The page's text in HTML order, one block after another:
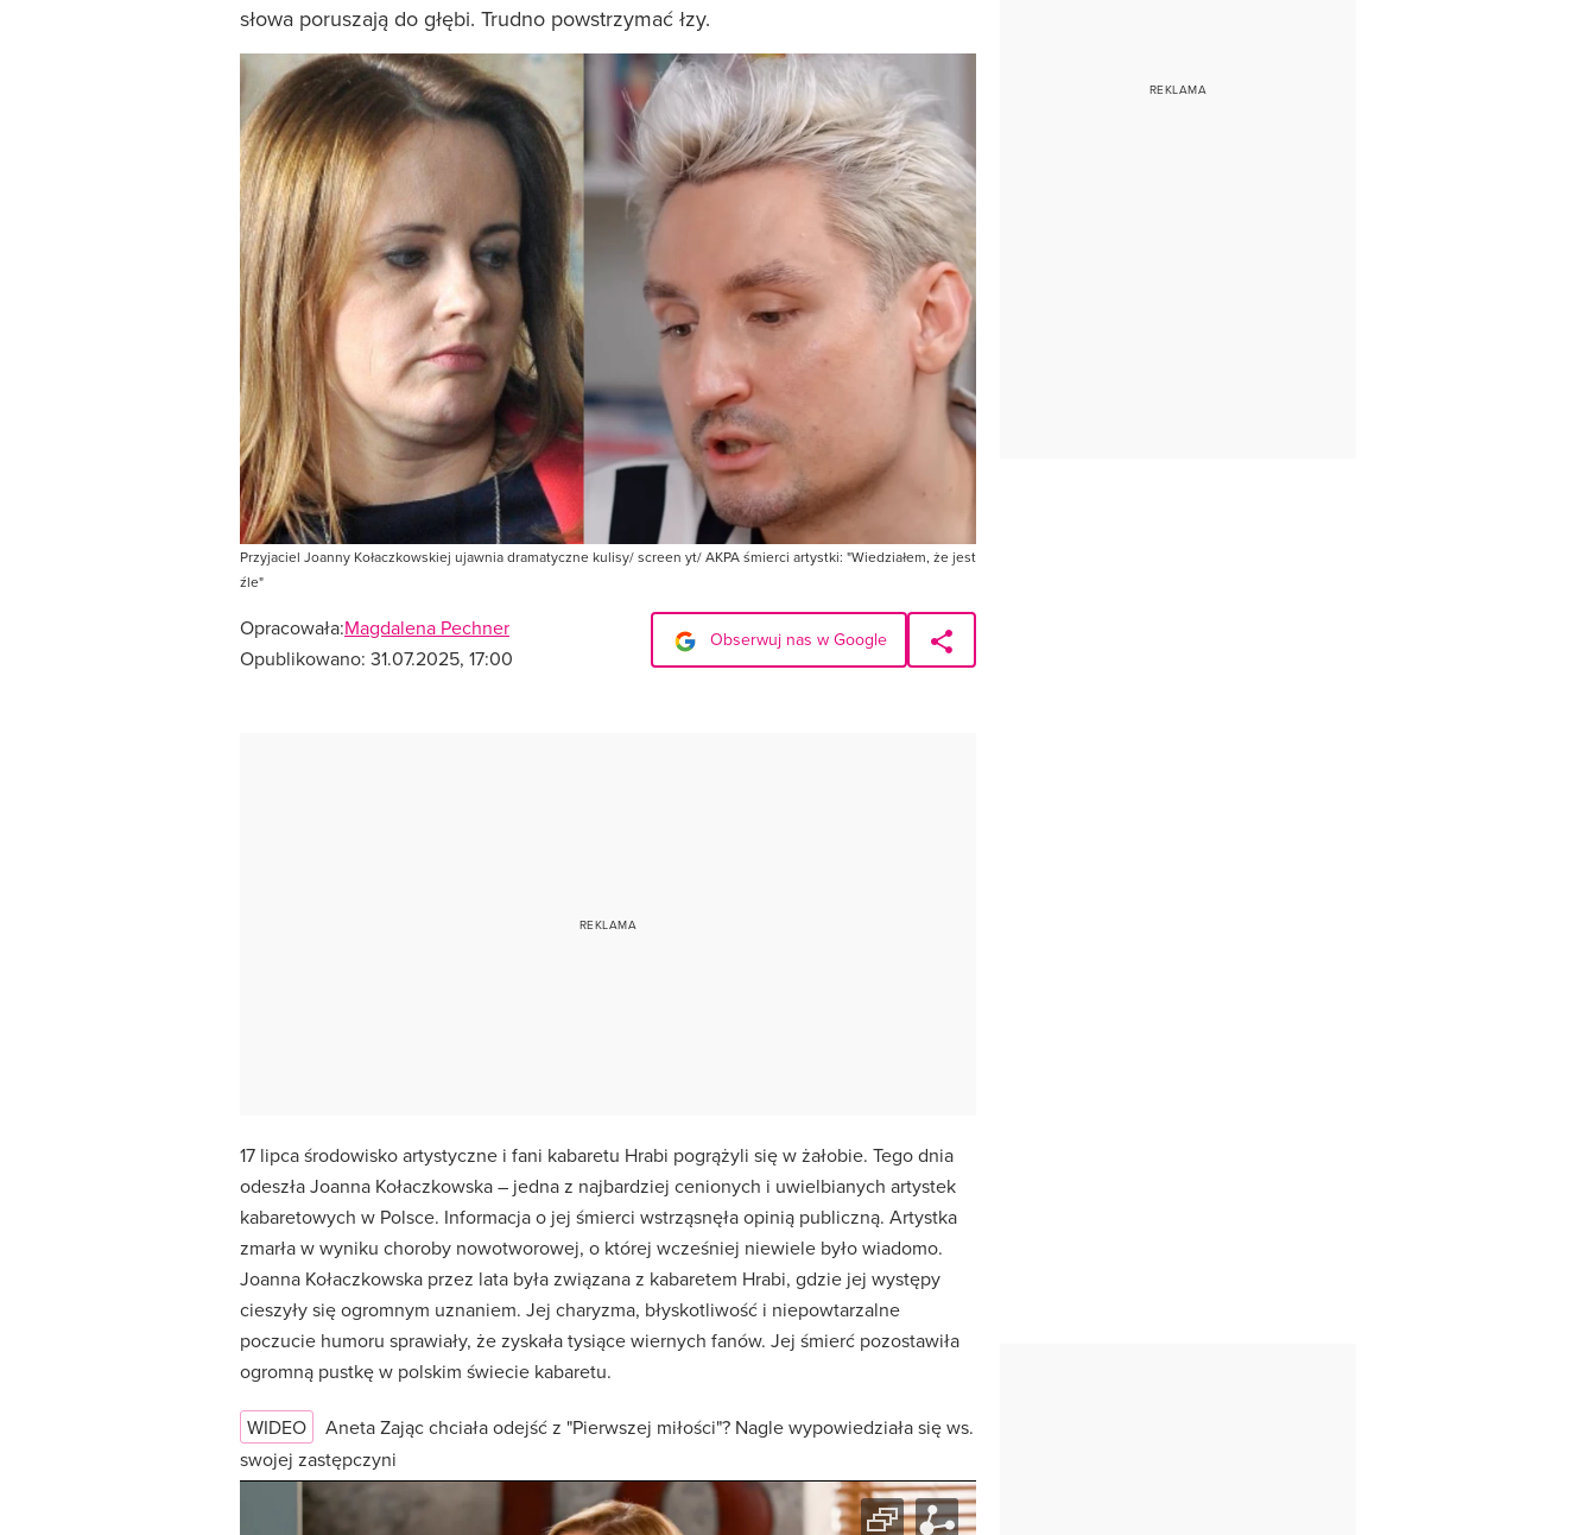
słowa poruszają do głębi. Trudno powstrzymać łzy.
Przyjaciel Joanny Kołaczkowskiej ujawnia dramatyczne kulisy/ screen yt/ AKPA śmierci artystki: "Wiedziałem, że jest
źle"
Opracowała:Magdalena Pechner
Opublikowano: 31.07.2025, 17:00
Obserwuj nas w Google
17 lipca środowisko artystyczne i fani kabaretu Hrabi pogrążyli się w żałobie. Tego dnia
odeszła Joanna Kołaczkowska – jedna z najbardziej cenionych i uwielbianych artystek
kabaretowych w Polsce. Informacja o jej śmierci wstrząsnęła opinią publiczną. Artystka
zmarła w wyniku choroby nowotworowej, o której wcześniej niewiele było wiadomo.
Joanna Kołaczkowska przez lata była związana z kabaretem Hrabi, gdzie jej występy
cieszyły się ogromnym uznaniem. Jej charyzma, błyskotliwość i niepowtarzalne
poczucie humoru sprawiały, że zyskała tysiące wiernych fanów. Jej śmierć pozostawiła
ogromną pustkę w polskim świecie kabaretu.
WIDEO
Aneta Zając chciała odejść z "Pierwszej miłości"? Nagle wypowiedziała się ws.
swojej zastępczyni